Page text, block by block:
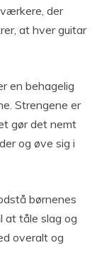
der
at hver guitar
en behagelig
Strengene er
gør det nemt
og øve sig i
børnenes
at tåle slag og
overalt og